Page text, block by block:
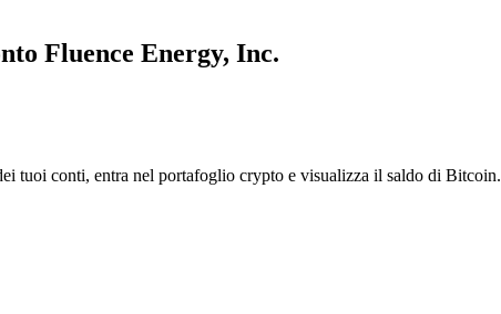
Fluence Energy, Inc.
tuoi conti, entra nel portafoglio crypto e visualizza il saldo di Bitcoin.